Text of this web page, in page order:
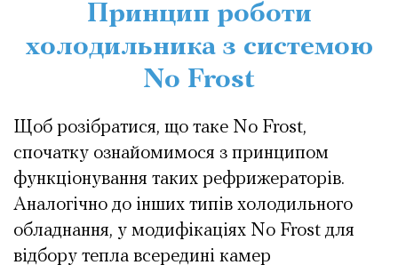
Принцип роботи
холодильника з системою
No Frost
Щоб розібратися, що таке No Frost,
спочатку ознайомимося з принципом
функціонування таких рефрижераторів.
Аналогічно до інших типів холодильного
обладнання, у модифікаціях No Frost для
відбору тепла всередині камер